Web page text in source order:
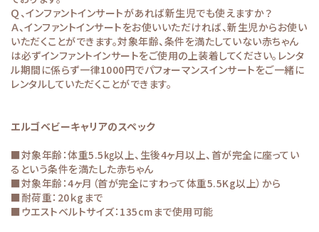
Ｑ、インファントインサートがあれば新生児でも使えますか？
Ａ、インファントインサートをお使いいただければ、新生児からお使い
いただくことができます。対象年齢、条件を満たしていない赤ちゃん
は必ずインファントインサートをご使用の上装着してください。レンタ
ル期間に係らず一律1000円でパフォーマンスインサートをご一緒に
レンタルしていただくことができます。
エルゴベビーキャリアのスペック
■対象年齢：体重5.5㎏以上、生後4ヶ月以上、首が完全に座ってい
るという条件を満たした赤ちゃん
■対象年齢：4ヶ月（首が完全にすわって体重5.5Kg以上）から
■耐荷重：20ｋgまで
■ウエストベルトサイズ：135cmまで使用可能